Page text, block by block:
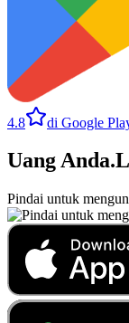
4.8 di Google
Uang Anda.
Pindai untuk